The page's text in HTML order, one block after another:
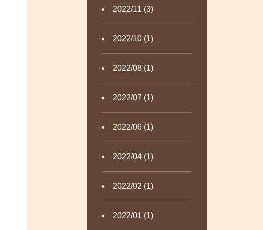
2022/11 (3)
2022/10 (1)
2022/08 (1)
2022/07 (1)
2022/06 (1)
2022/04 (1)
2022/02 (1)
2022/01 (1)